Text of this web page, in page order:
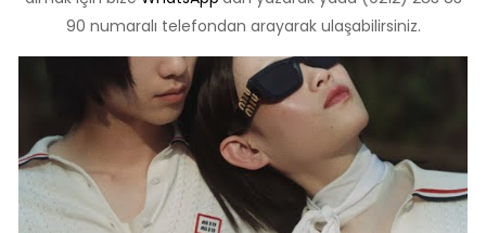
90 numaralı telefondan arayarak ulaşabilirsiniz.